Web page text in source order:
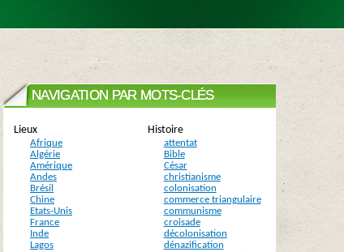
NAVIGATION PAR MOTS-CLÉS
Lieux
Afrique
Algérie
Amérique
Andes
Brésil
Chine
Etats-Unis
France
Inde
Lagos
Histoire
attentat
Bible
César
christianisme
colonisation
commerce triangulaire
communisme
croisade
décolonisation
dénazification